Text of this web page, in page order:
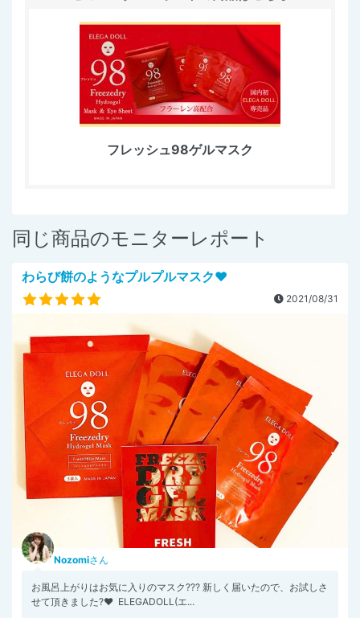
フレッシュ98ゲルマスク
同じ商品のモニターレポート
わらび餅のようなプルプルマスク❤
2021/08/31
Nozomiさん
お風呂上がりはお気に入りのマスク??? ⁡新しく届いたので、お試しさ
せて頂きました?❤ ⁡ ELEGADOLL(エ...